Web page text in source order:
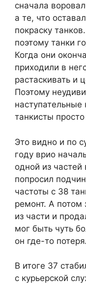
сначала
а те, что
покраску
поэтому танки
Когда они
приходили в
растаскивать и
Поэтому
наступательные
танкисты
Это видно и по
году врио
одной из
попросил
частоты с 38
ремонт. А потом
из части и
мог быть чуть
он где-то
В итоге 37
с курьерской